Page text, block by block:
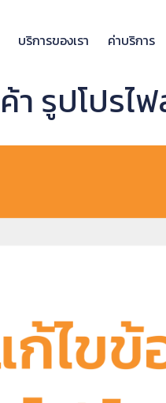
บริการของเรา ค่าบริการ
า รูปโปร